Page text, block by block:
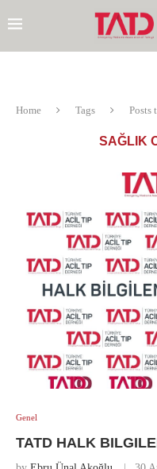
Home Tags Posts
SAĞLIK
Genel
TATD HALK